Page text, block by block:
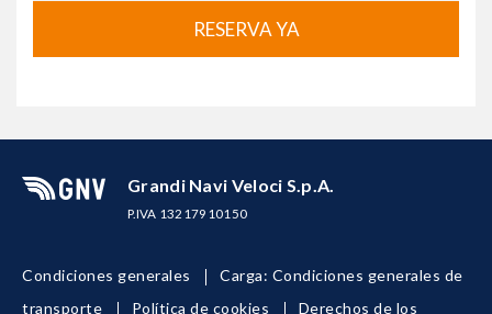
RESERVA YA
Grandi Navi Veloci S.p.A.
P.IVA 13217910150
Condiciones generales
Carga: Condiciones generales de
transporte
Política de cookies Derechos de los